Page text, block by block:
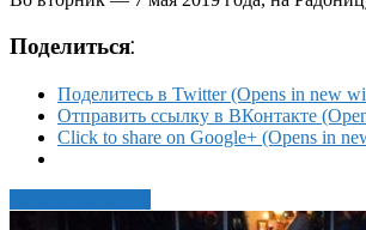
Поделиться:
Поделитесь в Twitter (Opens in new
Отправить ссылку в ВКонтакте
Click to share on Google+ (Opens in